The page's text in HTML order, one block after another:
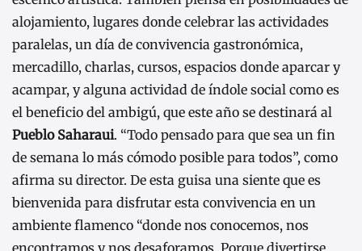
alojamiento, lugares donde celebrar las actividades
paralelas, un día de convivencia gastronómica,
mercadillo, charlas, cursos, espacios donde aparcar y
acampar, y alguna actividad de índole social como es
el beneficio del ambigú, que este año se destinará al
Pueblo Saharaui. “Todo pensado para que sea un fin
de semana lo más cómodo posible para todos”, como
afirma su director. De esta guisa una siente que es
bienvenida para disfrutar esta convivencia en un
ambiente flamenco “donde nos conocemos, nos